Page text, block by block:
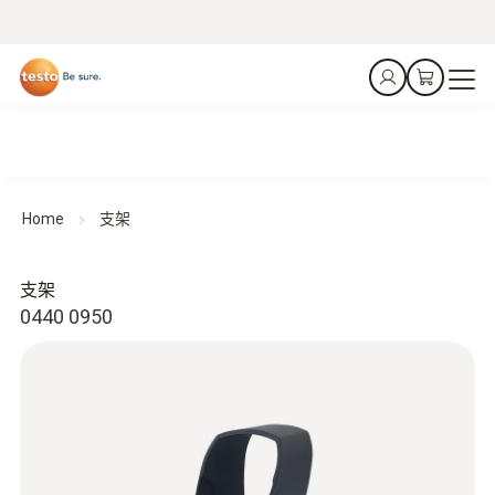
Home 支架
0440 0950
支架